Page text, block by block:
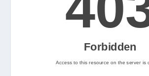
2
Nintenhype.Cat @nintenhype.cat
📅 Ja tenim aquí els